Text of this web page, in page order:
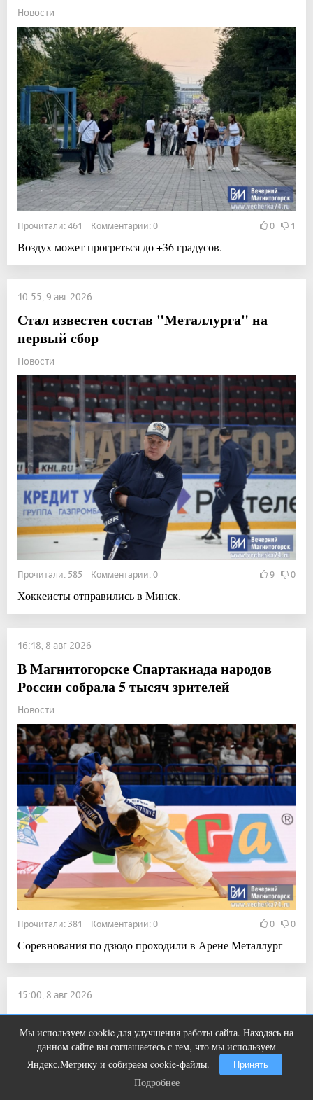
Новости
Прочитали: 461 Комментарии: 0 0 1
Воздух может прогреться до +36 градусов.
10:55, 9 авг 2026
Стал известен состав "Металлурга" на
первый сбор
Новости
Прочитали: 585 Комментарии: 0 9 0
Хоккеисты отправились в Минск.
16:18, 8 авг 2026
В Магнитогорске Спартакиада народов
России собрала 5 тысяч зрителей
Новости
Прочитали: 381 Комментарии: 0 0 0
Соревнования по дзюдо проходили в Арене Металлург
15:00, 8 авг 2026
Художница из Магнитогорска примет
участие во Всероссийском пленэре
акварелистов
Мы используем cookie для улучшения работы сайта. Находясь на
данном сайте вы соглашаетесь с тем, что мы используем
Яндекс.Метрику и собираем cookie-файлы.
Принять
Подробнее
Ролик из Омска: вы будете смеяться
долго
Подробнее